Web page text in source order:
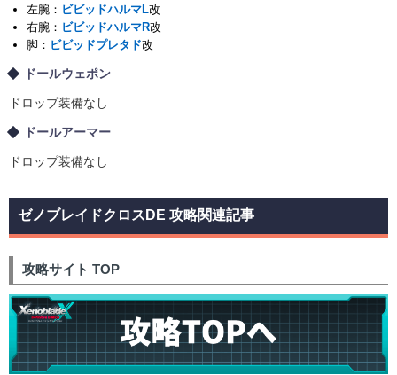
左腕： ビビッドハルマL改
右腕： ビビッドハルマR改
脚： ビビッドプレタド改
ドールウェポン
ドロップ装備なし
ドールアーマー
ドロップ装備なし
ゼノブレイドクロスDE 攻略関連記事
攻略サイト TOP